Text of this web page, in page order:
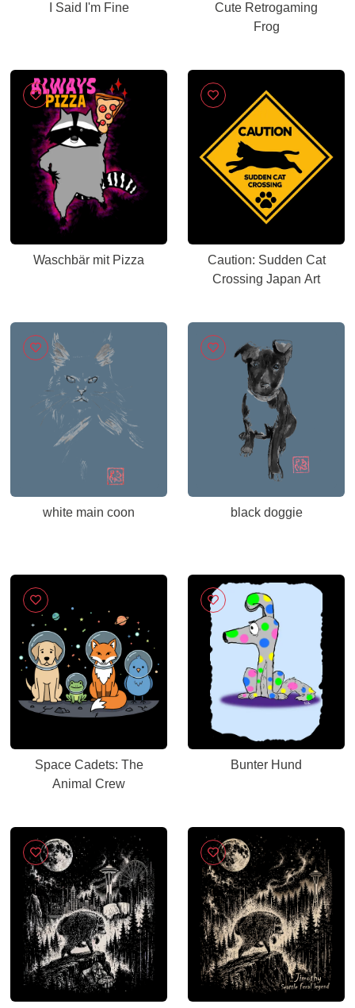
I Said I'm Fine
Cute Retrogaming
Frog
Waschbär mit Pizza
Caution: Sudden Cat
Crossing Japan Art
white main coon black doggie
Space Cadets: The
Animal Crew
Bunter Hund